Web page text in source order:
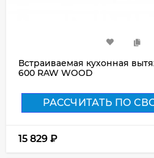
Встраиваемая кухонная
600 RAW WOOD
РАССЧИТАТЬ ПО
15 829 ₽